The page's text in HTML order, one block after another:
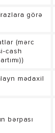
görə
(mərc
cash
mədaxil
bərpası